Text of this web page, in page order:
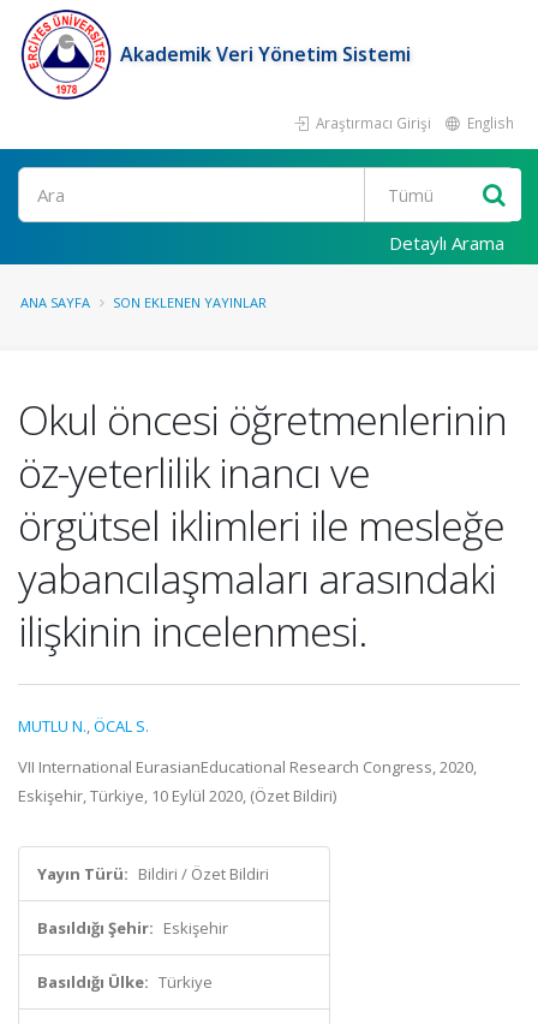
Akademik Veri Yönetim Sistemi
Araştırmacı Girişi English
Ara
Detaylı Arama
ANA SAYFA SON EKLENEN YAYINLAR
Okul öncesi öğretmenlerinin
öz-yeterlilik inancı ve
örgütsel iklimleri ile mesleğe
yabancılaşmaları arasındaki
ilişkinin incelenmesi.
MUTLU N.,ÖCAL S.
VII International EurasianEducational Research Congress, 2020,
Eskişehir, Türkiye, 10 Eylül 2020, (Özet Bildiri)
Yayın Türü: Bildiri / Özet Bildiri
Basıldığı Şehir: Eskişehir
Basıldığı Ülke: Türkiye